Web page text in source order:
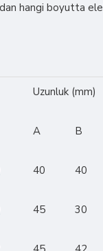
hangi boyutta
Uzunluk (mm)
A
B
40 40
45 30